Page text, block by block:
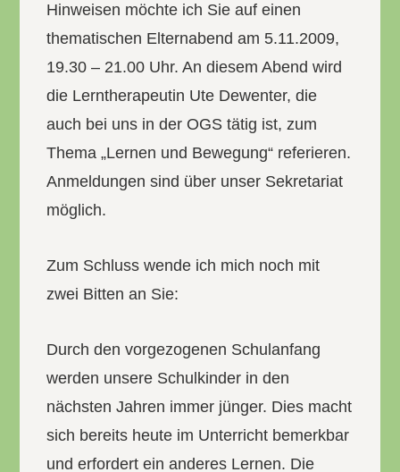
Hinweisen möchte ich Sie auf einen
thematischen Elternabend am 5.11.2009,
19.30 – 21.00 Uhr. An diesem Abend wird
die Lerntherapeutin Ute Dewenter, die
auch bei uns in der OGS tätig ist, zum
Thema „Lernen und Bewegung“ referieren.
Anmeldungen sind über unser Sekretariat
möglich.
Zum Schluss wende ich mich noch mit
zwei Bitten an Sie:
Durch den vorgezogenen Schulanfang
werden unsere Schulkinder in den
nächsten Jahren immer jünger. Dies macht
sich bereits heute im Unterricht bemerkbar
und erfordert ein anderes Lernen. Die